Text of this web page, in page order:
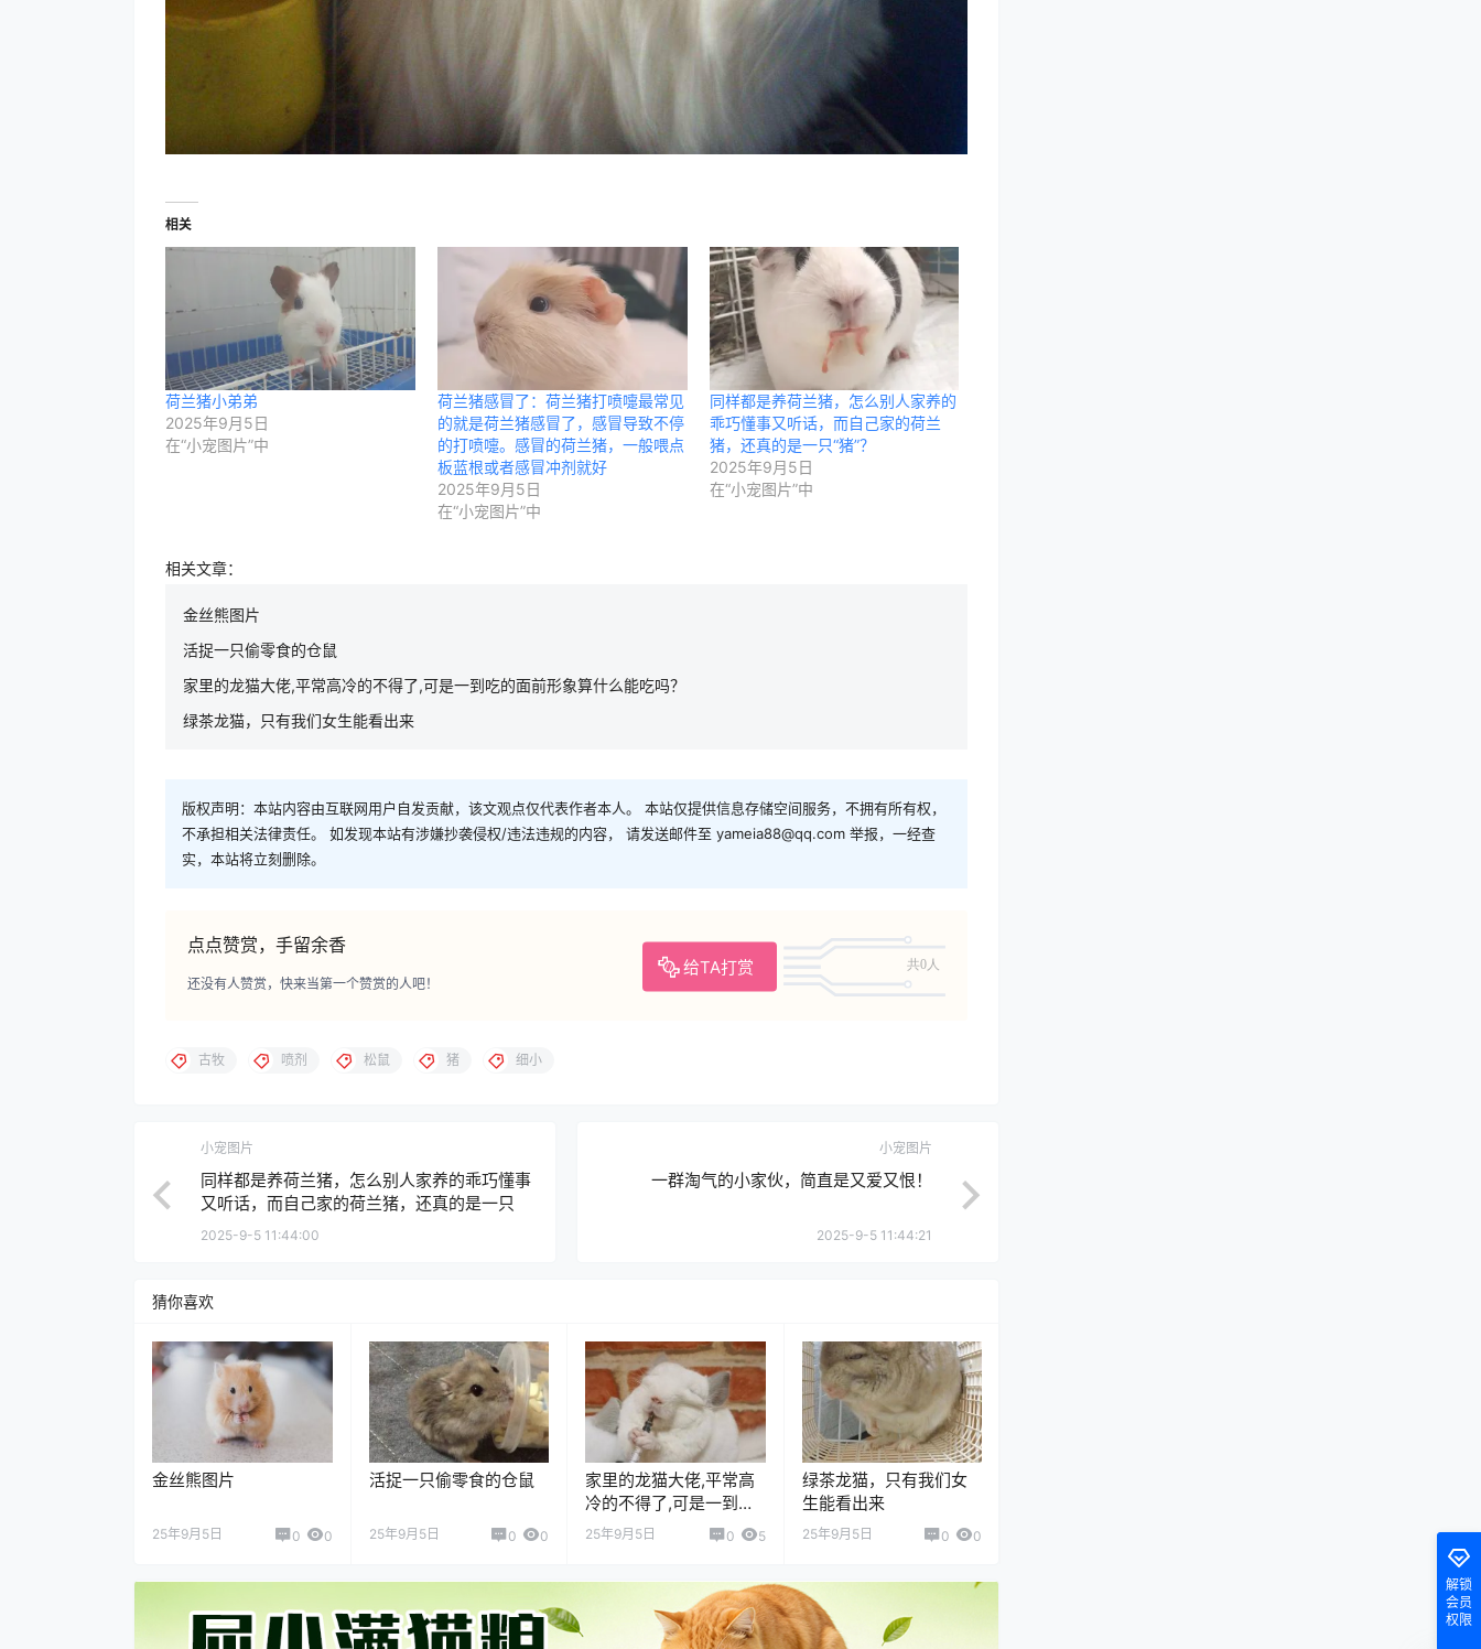
相关
荷兰猪小弟弟
2025年9月5日
在“小宠图片”中
荷兰猪感冒了：荷兰猪打喷嚏最常见
的就是荷兰猪感冒了，感冒导致不停
的打喷嚏。感冒的荷兰猪，一般喂点
板蓝根或者感冒冲剂就好
2025年9月5日
在“小宠图片”中
同样都是养荷兰猪，怎么别人家养的
乖巧懂事又听话，而自己家的荷兰
猪，还真的是一只“猪”？
2025年9月5日
在“小宠图片”中
相关文章：
金丝熊图片
活捉一只偷零食的仓鼠
家里的龙猫大佬,平常高冷的不得了,可是一到吃的面前形象算什么能吃吗？
绿茶龙猫，只有我们女生能看出来
版权声明：本站内容由互联网用户自发贡献，该文观点仅代表作者本人。 本站仅提供信息存储空间服务，不拥有所有权，
不承担相关法律责任。 如发现本站有涉嫌抄袭侵权/违法违规的内容， 请发送邮件至 yameia88@qq.com 举报，一经查
实，本站将立刻删除。
点点赞赏，手留余香
给TA打赏 共0人
还没有人赞赏，快来当第一个赞赏的人吧！
古牧 喷剂 松鼠 猪 细小
小宠图片
同样都是养荷兰猪，怎么别人家养的乖巧懂事
又听话，而自己家的荷兰猪，还真的是一只
“猪”？
2025-9-5 11:44:00
小宠图片
一群淘气的小家伙，简直是又爱又恨！
2025-9-5 11:44:21
猜你喜欢
金丝熊图片
25年9月5日 0 0
活捉一只偷零食的仓鼠
25年9月5日 0 0
家里的龙猫大佬,平常高
冷的不得了,可是一到吃
的面前形象算什么能吃
25年9月5日 0 5
绿茶龙猫，只有我们女
生能看出来
25年9月5日 0 0
解锁
会员
权限